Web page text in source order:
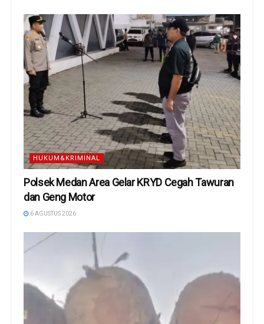
HUKUM&KRIMINAL
Polsek Medan Area Gelar KRYD Cegah Tawuran
dan Geng Motor
6 AGUSTUS 2026